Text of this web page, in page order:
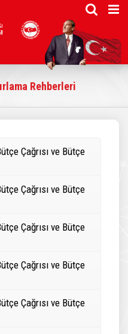
Rehberleri
Çağrısı ve Bütçe
Çağrısı ve Bütçe
Çağrısı ve Bütçe
Çağrısı ve Bütçe
Çağrısı ve Bütçe